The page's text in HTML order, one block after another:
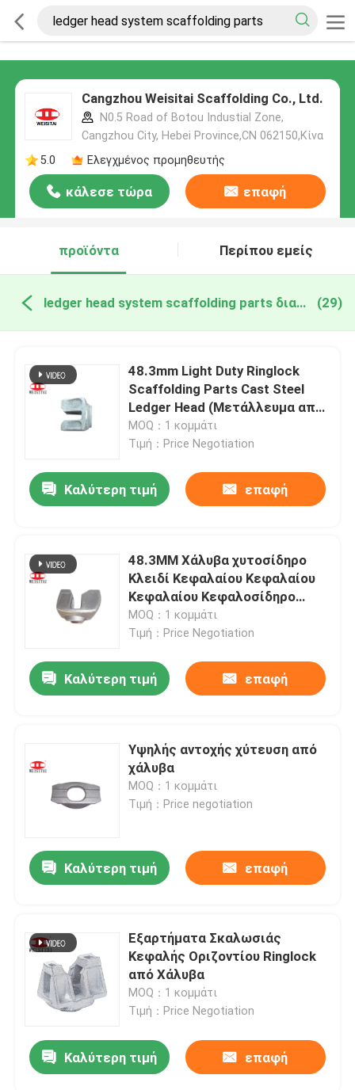
Cangzhou Weisitai Scaffolding Co., Ltd.
N0.5 Road of Botou Industial Zone,
Cangzhou City, Hebei Province,CN 062150,Κίνα
5.0
Ελεγχμένος προμηθευτής
κάλεσε τώρα επαφή
προϊόντα Περίπου εμείς
ledger head system scaffolding parts διαδικτυακή κατασκευή (29)
48.3mm Light Duty Ringlock
Scaffolding Parts Cast Steel
Ledger Head (Μετάλλευμα από
χάλυβα)
MOQ：1 κομμάτι
Τιμή：Price Negotiation
Καλύτερη τιμή επαφή
48.3MM Χάλυβα χυτοσίδηρο
Κλειδί Κεφαλαίου Κεφαλαίου
Κεφαλαίου Κεφαλοσίδηρο
Ράβδους Μέρη
MOQ：1 κομμάτι
Τιμή：Price Negotiation
Καλύτερη τιμή επαφή
Υψηλής αντοχής χύτευση από
χάλυβα
MOQ：1 κομμάτι
Τιμή：Price negotiation
Καλύτερη τιμή επαφή
Εξαρτήματα Σκαλωσιάς
Κεφαλής Οριζοντίου Ringlock
από Χάλυβα
MOQ：1 κομμάτι
Τιμή：Price Negotiation
Καλύτερη τιμή επαφή